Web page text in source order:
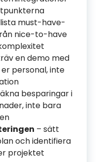
must-have-
nice-to-have
en demo med
personal, inte
besparingar i
inte bara
– sätt
och identifiera
projektet